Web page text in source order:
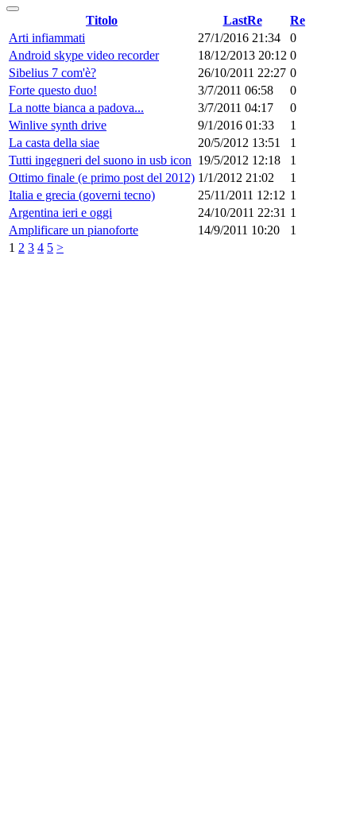
Titolo LastRe Re
1 2 3 4 5 >
Arti infiammati 27/1/2016 21:34
0
Android skype video recorder
18/12/2013 20:12 0
Sibelius 7 com'è?
26/10/2011 22:27 0
Forte questo duo!
3/7/2011 06:58
0
La notte bianca a padova...
3/7/2011 04:17
0
Winlive synth drive
9/1/2016 01:33
1
La casta della siae
20/5/2012 13:51
1
Tutti ingegneri del suono in usb icon 19/5/2012 12:18
1
Ottimo finale (e primo post del 2012) 1/1/2012 21:02
1
Italia e grecia (governi tecno)
25/11/2011 12:12 1
Argentina ieri e oggi
24/10/2011 22:31 1
Amplificare un pianoforte
14/9/2011 10:20 1